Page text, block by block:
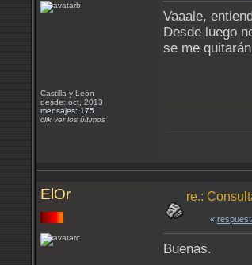
Castilla y León
desde: oct, 2013
mensajes: 175
clik ver los últimos
Vaaale,
Desde luego
se me
ElOr re.:
«
Buenas.